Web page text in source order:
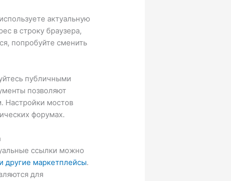
актуальную
в строку браузера,
попробуйте сменить
публичными
позволяют
Настройки мостов
форумах.
ссылки можно
другие маркетплейсы.
для